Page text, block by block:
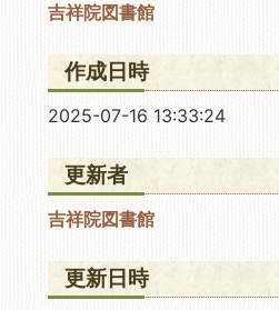
吉祥院図書館
作成日時
2025-07-16 13:33:24
更新者
吉祥院図書館
更新日時